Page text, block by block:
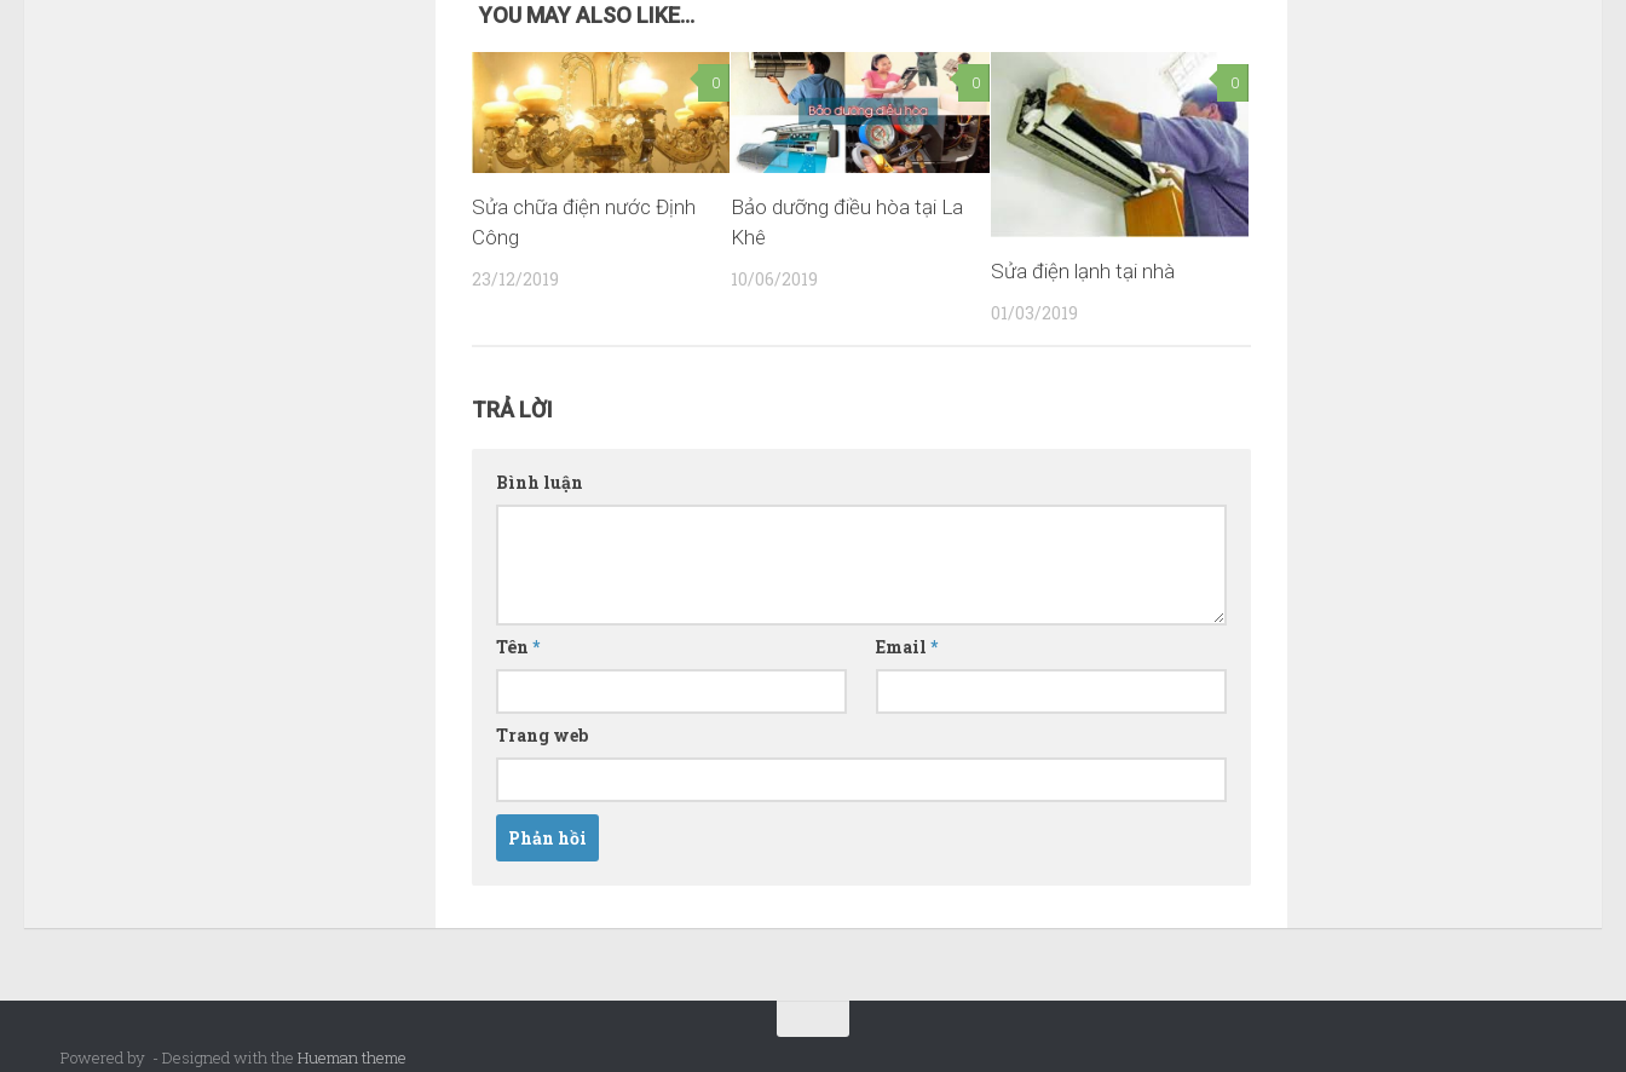
YOU MAY ALSO LIKE...
0
Sửa chữa điện nước Định
Công
23/12/2019
0
Bảo dưỡng điều hòa tại La
Khê
10/06/2019
0
Sửa điện lạnh tại nhà
01/03/2019
TRẢ LỜI
Bình luận
Tên * Email*
Trang web
Powered by - Designed with the Hueman theme